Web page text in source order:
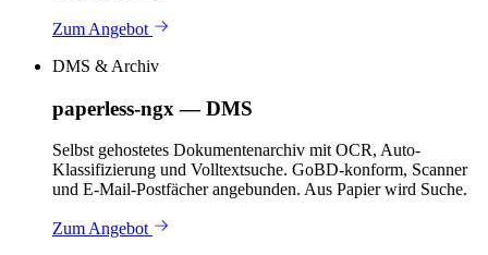
Zum Angebot
DMS & Archiv
paperless-ngx — DMS
Selbst gehostetes Dokumentenarchiv mit OCR, Auto-
Klassifizierung und Volltextsuche. GoBD-konform, Scanner
und E-Mail-Postfächer angebunden. Aus Papier wird Suche.
Zum Angebot